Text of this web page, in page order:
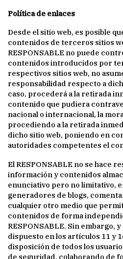
Política de enlaces
Desde el sitio web, es posible
contenidos de terceros sitios
RESPONSABLE no puede
contenidos introducidos por
respectivos sitios web, no
responsabilidad respecto a
caso, procederá a la retirada
contenido que pudiera
nacional o internacional, la
procediendo a la retirada
dicho sitio web, poniendo en
autoridades competentes el
El RESPONSABLE no se hace
información y contenidos
enunciativo pero no limitativo,
generadores de blogs,
cualquier otro medio que
contenidos de forma
RESPONSABLE. Sin embargo,
dispuesto en los artículos 11 y
disposición de todos los
de seguridad, colaborando de